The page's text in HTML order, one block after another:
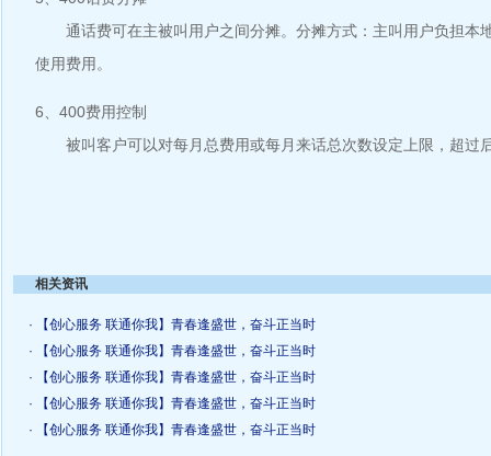
通话费可在主被叫用户之间分摊。分摊方式：主叫用户负担本
使用费用。
6、400费用控制
被叫客户可以对每月总费用或每月来话总次数设定上限，超过
相关资讯
· 【创心服务 联通你我】青春逢盛世，奋斗正当时
· 【创心服务 联通你我】青春逢盛世，奋斗正当时
· 【创心服务 联通你我】青春逢盛世，奋斗正当时
· 【创心服务 联通你我】青春逢盛世，奋斗正当时
· 【创心服务 联通你我】青春逢盛世，奋斗正当时